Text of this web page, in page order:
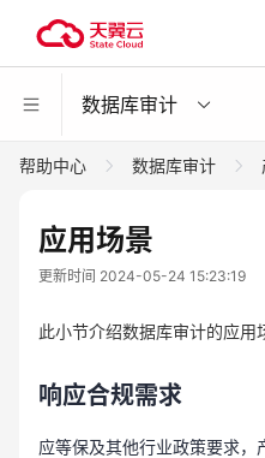
数据库审计
帮助中心 数据库审计
应用场景
更新时间 2024-05-24 15:23:19
此小节介绍数据库审计的应用
响应合规需求
应等保及其他行业政策要求，